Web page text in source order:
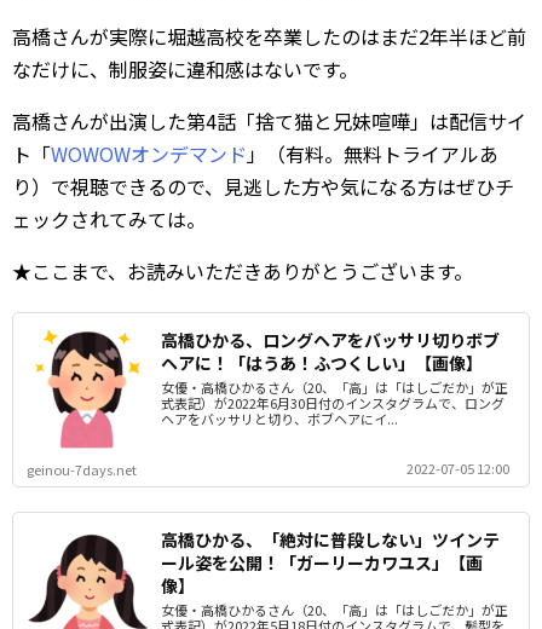
高橋さんが実際に堀越高校を卒業したのはまだ2年半ほど前
なだけに、制服姿に違和感はないです。
高橋さんが出演した第4話「捨て猫と兄妹喧嘩」は配信サイ
ト「WOWOWオンデマンド 」（有料。無料トライアルあ
り）で視聴できるので、見逃した方や気になる方はぜひチ
ェックされてみては。
★ここまで、お読みいただきありがとうございます。
高橋ひかる、ロングヘアをバッサリ切りボブ
ヘアに！「はうあ！ふつくしい」【画像】
女優・高橋ひかるさん（20、「高」は「はしごだか」が正
式表記）が2022年6月30日付のインスタグラムで、ロング
ヘアをバッサリと切り、ボブヘアにイ...
geinou-7days.net 2022-07-05 12:00
高橋ひかる、「絶対に普段しない」ツインテ
ール姿を公開！「ガーリーカワユス」【画
像】
女優・高橋ひかるさん（20、「高」は「はしごだか」が正
式表記）が2022年5月18日付のインスタグラムで、髪型を